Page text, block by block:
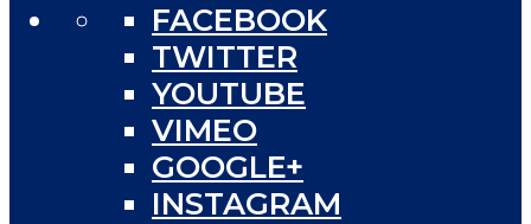
FACEBOOK
TWITTER
YOUTUBE
VIMEO
GOOGLE+
INSTAGRAM